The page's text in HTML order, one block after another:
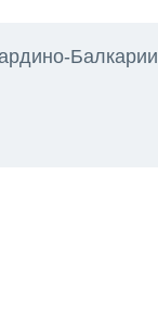
Балкарии